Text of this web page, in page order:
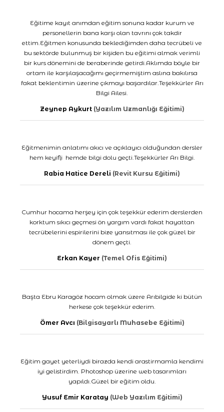
Eğitime kayıt anımdan eğitim sonuna kadar kurum ve
personellerin bana karşı olan tavrını çok takdir
ettim.Eğitmen konusunda beklediğimden daha tecrübeli ve
bu sektörde bulunmuş bir kişiden bu eğitimi almak verimli
bir kurs dönemini de beraberinde getirdi.Aklımda böyle bir
ortam ile karşılaşacağımı geçirmemiştim aslına bakılırsa
fakat beklentimin üzerine çıkmayı başardılar.Teşekkürler Arı
Bilgi Ailesi.
Zeynep Aykurt (Yazılım Uzmanlığı Eğitimi)
Eğitmenimin anlatımı akıcı ve açıklayıcı olduğundan dersler
hem keyifli hemde bilgi dolu geçti.Teşekkürler Arı Bilgi.
Rabia Hatice Dereli (Revit Kursu Eğitimi)
Cumhur hocama herşey için çok teşekkür ederim derslerden
korktum sıkıcı geçmesi ön yargım vardı fakat hayattan
tecrübelerini espirilerini bize yansıtması ile çok güzel bir
dönem geçti.
Erkan Kayer (Temel Ofis Eğitimi)
Başta Ebru Karagöz hocam olmak üzere Arıbilgide ki bütün
herkese çok teşekkür ederim.
Ömer Avcı (Bilgisayarlı Muhasebe Eğitimi)
Eğitim gayet yeterliydi birazda kendi arastirmamla kendimi
iyi gelistirdim. Photoshop üzerine web tasarımları
yapıldı.Güzel bir eğitim oldu.
Yusuf Emir Karatay (Web Yazılım Eğitimi)